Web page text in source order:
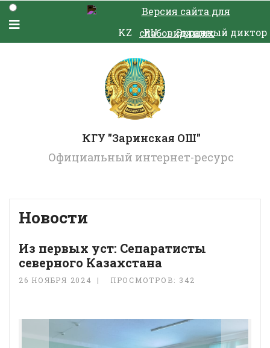
Версия сайта для
слабовидящих
KZ RU Экранный диктор
КГУ "Заринская ОШ"
Официальный интернет-ресурс
Новости
Из первых уст: Сепаратисты
северного Казахстана
26 НОЯБРЯ 2024 ПРОСМОТРОВ: 342